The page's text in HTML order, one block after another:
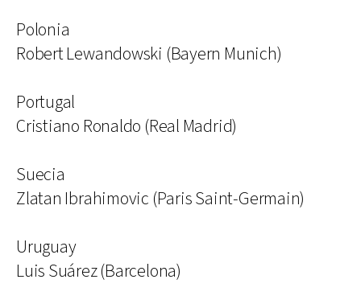
Polonia
Robert Lewandowski (Bayern Munich)
Portugal
Cristiano Ronaldo (Real Madrid)
Suecia
Zlatan Ibrahimovic (Paris Saint-Germain)
Uruguay
Luis Suárez (Barcelona)